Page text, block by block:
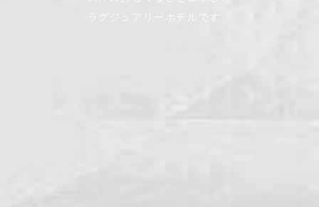
ラグジュアリーホテルです。